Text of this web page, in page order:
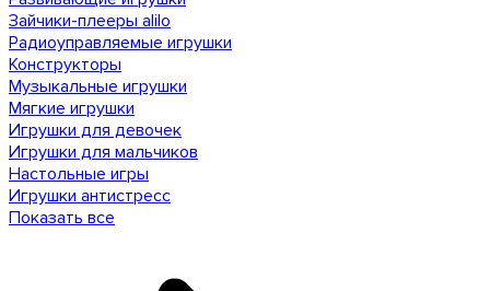
Зайчики-плееры alilo
Радиоуправляемые игрушки
Конструкторы
Музыкальные игрушки
Мягкие игрушки
Игрушки для девочек
Игрушки для мальчиков
Настольные игры
Игрушки антистресс
Показать все